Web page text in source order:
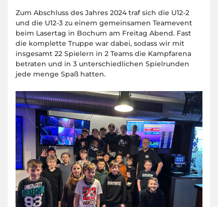
Zum Abschluss des Jahres 2024 traf sich die U12-2
und die U12-3 zu einem gemeinsamen Teamevent
beim Lasertag in Bochum am Freitag Abend. Fast
die komplette Truppe war dabei, sodass wir mit
insgesamt 22 Spielern in 2 Teams die Kampfarena
betraten und in 3 unterschiedlichen Spielrunden
jede menge Spaß hatten.